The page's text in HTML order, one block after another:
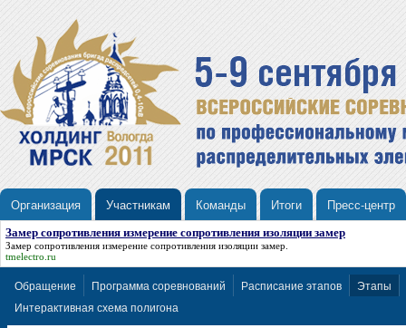
Организация Участникам Команды Итоги Пресс-центр
Замер сопротивления измерение сопротивления изоляции замер
Замер сопротивления измерение сопротивления изоляции замер
tmelectro.ru
Обращение Программа соревнований Расписание этапов
Этапы
Интерактивная схема полигона